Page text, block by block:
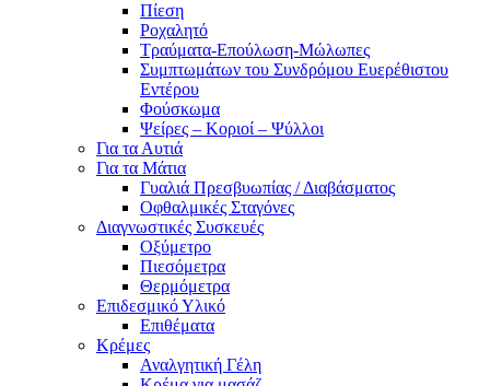
Πίεση
Ροχαλητό
Τραύματα-Επούλωση-Μώλωπες
Συμπτωμάτων του Συνδρόμου Ευερέθιστου
Εντέρου
Φούσκωμα
Ψείρες – Κοριοί – Ψύλλοι
Για τα Αυτιά
Για τα Μάτια
Γυαλιά Πρεσβυωπίας / Διαβάσματος
Οφθαλμικές Σταγόνες
Διαγνωστικές Συσκευές
Οξύμετρο
Πιεσόμετρα
Θερμόμετρα
Επιδεσμικό Υλικό
Επιθέματα
Κρέμες
Αναλγητική Γέλη